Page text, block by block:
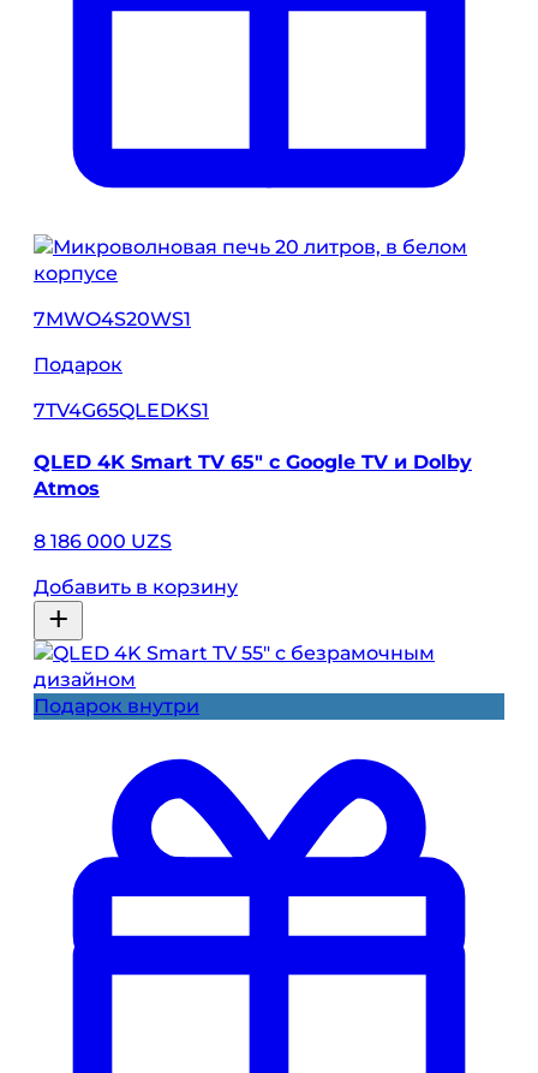
7MWO4S20WS1
Подарок
7TV4G65QLEDKS1
QLED 4K Smart TV 65″ с Google TV и Dolby
Atmos
8 186 000 UZS
Добавить в корзину
Подарок внутри